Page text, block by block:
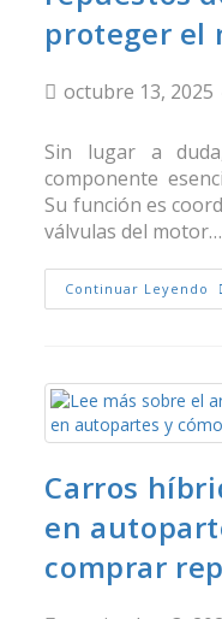
proteger el
octubre 13, 2025
Sin lugar a
componente
Su función es
válvulas del motor…
Continuar Leyendo
Carros
en
comprar